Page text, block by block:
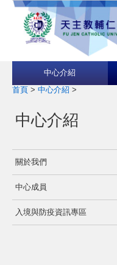
中心介紹
首頁 > 中心介紹 >
中心介紹
關於我們
中心成員
入境與防疫資訊專區